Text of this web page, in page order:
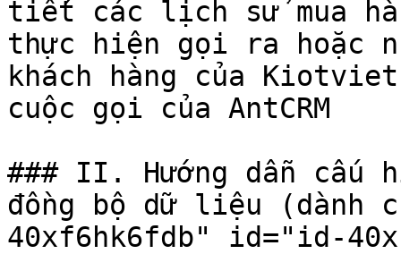
tiết các lịch sử mua
thực hiện gọi ra hoặc
khách hàng của
cuộc gọi của AntCRM
### II. Hướng dẫn cấu
đồng bộ dữ liệu (dành
40xf6hk6fdb" id="id-